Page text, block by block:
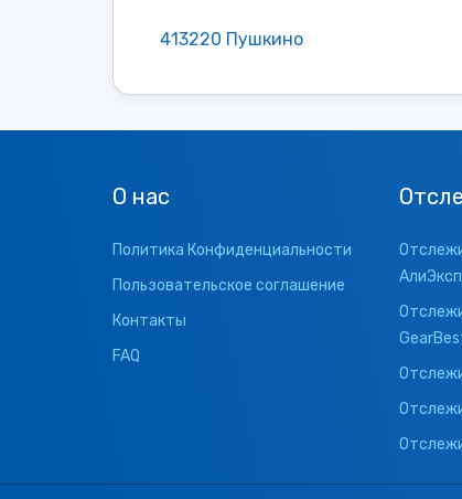
413220 Пушкино
О нас
Политика Конфиденциальности
Пользовательское соглашение
Контакты
FAQ